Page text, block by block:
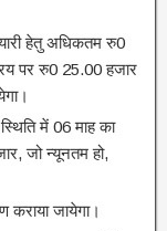
हेतु अधिकतम रु0
पर रु0 25.00 हजार
में 06 माह का
जो न्यूनतम हो,
कराया जायेगा।